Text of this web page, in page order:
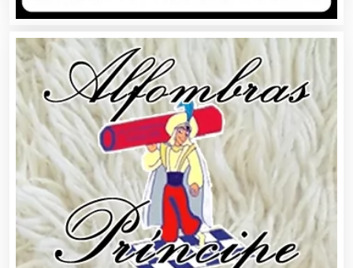
Artículos Personales
Artículos Publicitarios
Aseguradoras
Asesores Técnicos